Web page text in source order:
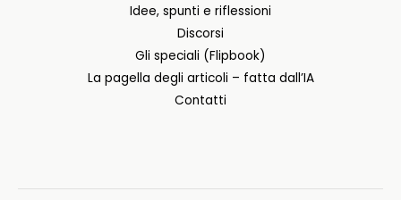
Idee, spunti e riflessioni
Discorsi
Gli speciali (Flipbook)
La pagella degli articoli – fatta dall’IA
Contatti